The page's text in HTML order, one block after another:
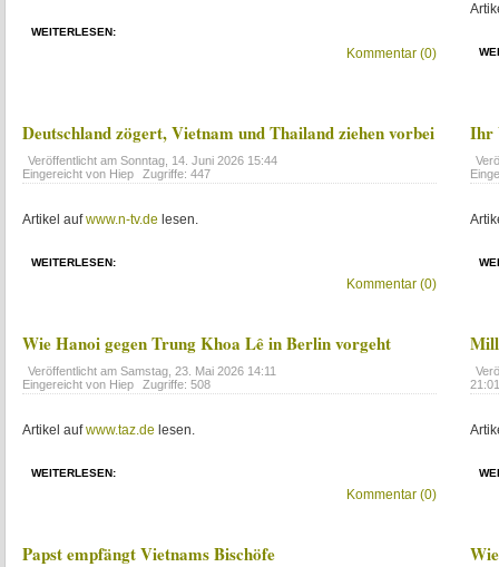
WEITERLESEN:
Kommentar (0)
Deutschland zögert, Vietnam und Thailand ziehen vorbei
Veröffentlicht am Sonntag, 14. Juni 2026 15:44
Eingereicht von Hiep
Zugriffe: 447
Artikel aufwww.n-tv.de lesen.
WEITERLESEN:
Kommentar (0)
Ihr
Wie Hanoi gegen Trung Khoa Lê in Berlin vorgeht
Veröffentlicht am Samstag, 23. Mai 2026 14:11
Eingereicht von Hiep
Zugriffe: 508
Artikel aufwww.taz.de lesen.
WEITERLESEN:
Kommentar (0)
Papst empfängt Vietnams Bischöfe